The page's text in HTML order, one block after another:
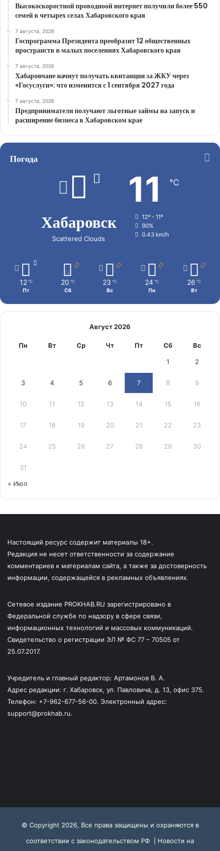
Высокоскоростной проводноой интернет получили более 550
семей в четырех селах Хабаровского края
7 августа, 2026
Госпрограмма Президента преобразит 12 общественных
пространств в малых поселениях Хабаровского края
7 августа, 2026
Хабаровчане начнут получать квитанции за ЖКУ через
«Госуслуги»: что изменится с 1 сентября 2027 года
7 августа, 2026
Предприниматели получают льготные займы на запуск и
расширение бизнеса в Хабаровском крае
Погода
Хабаровск
Scattered Clouds
11 ℃
12º - 11º
90%
0.43 km/h
12 ℃
Пт
20 ℃
Сб
23 ℃
Вс
24 ℃
Пн
26 ℃
Вт
Август 2026
Пн Вт Ср Чт Пт Сб Вс
1 2
3 4 5 6 7 8 9
10 11 12 13 14 15 16
17 18 19 20 21 22 23
24 25 26 27 28 29 30
31
« Июл
Настоящий ресурс содержит материалы 18+.
Редакция не несет ответственности за содержание
комментариев к материалам сайта, а также за достоверность
информации, содержащейся в рекламных объявлениях.
Сетевое издание PROKHAB.RU зарегистрировано в
Федеральной службе по надзору в сфере связи,
информационных технологий и массовых коммуникаций.
Свидетельство о регистрации ЭЛ № ФС 77 – 70505 от
25.07.2017.
Учредитель и главный редактор: Артамонов В. А.
Адрес редакции: г. Хабаровск, ул. Павловича, д. 13, офис 375.
Телефон: +7-962-677-56-00. Электронный адрес:
support@prokhab.ru.
© Copyright 2026, Все права защищены и охраняются в
соответствии с законодательством РФ | Новости на